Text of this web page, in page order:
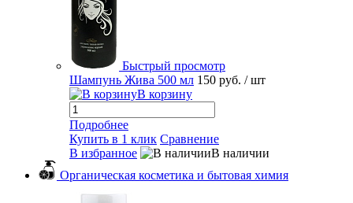
Быстрый просмотр
Шампунь Жива 500 мл 150 руб. / шт
В корзину
Подробнее
Купить в 1 клик Сравнение
В избранное
В наличии
Органическая косметика и бытовая химия